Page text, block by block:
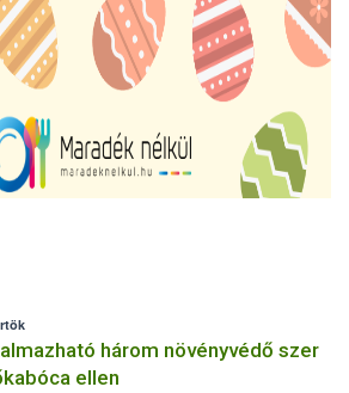
három növényvédő szer
ellen